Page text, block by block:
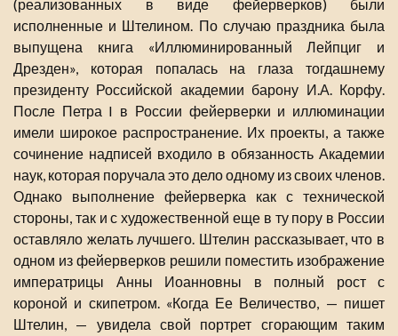
(реализованных в виде фейерверков) были
исполненные и Штелином. По случаю праздника была
выпущена книга «Иллюминированный Лейпциг и
Дрезден», которая попалась на глаза тогдашнему
президенту Российской академии барону И.А. Корфу.
После Петра I в России фейерверки и иллюминации
имели широкое распространение. Их проекты, а также
сочинение надписей входило в обязанность Академии
наук, которая поручала это дело одному из своих членов.
Однако выполнение фейерверка как с технической
стороны, так и с художественной еще в ту пору в России
оставляло желать лучшего. Штелин рассказывает, что в
одном из фейерверков решили поместить изображение
императрицы Анны Иоанновны в полный рост с
короной и скипетром. «Когда Ее Величество, — пишет
Штелин, — увидела свой портрет сгорающим таким